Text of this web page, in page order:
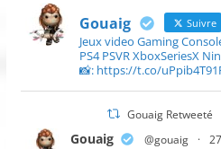
Gouaig Suivre
Jeux video Gaming
PS4 PSVR XboxSeriesX
📸: https://t.co/
Gouaig Retweeté
Gouaig @gouaig ·